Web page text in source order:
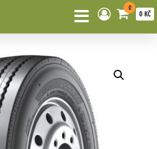
0
0 KČ